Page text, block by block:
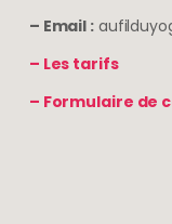
– Email :
– Les tarifs
– Formulaire de